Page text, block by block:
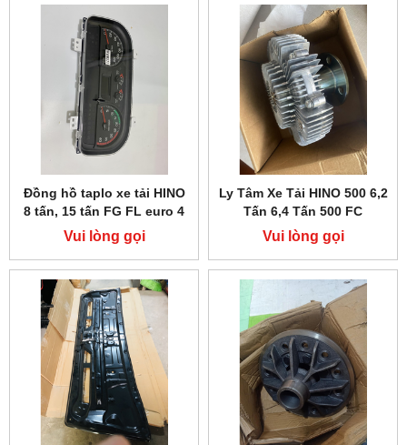
Đồng hồ taplo xe tải HINO
8 tấn, 15 tấn FG FL euro 4
Vui lòng gọi
Ly Tâm Xe Tải HINO 500 6,2
Tấn 6,4 Tấn 500 FC
Vui lòng gọi